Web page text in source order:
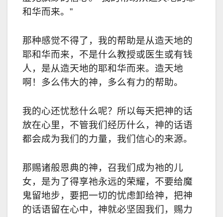
和华而来。”
那种感觉不得了，我的帮助是从造天地的
耶和华而来，不是什么教授或医生或有钱
人，是从造天地的耶和华而来。造天地
啊！多么伟大的神，多么有力的帮助。
我的心还忧愁什么呢？所以每天把神的话
放在心里，不管我们经历什么，神的话语
都会成为我们的力量，我们信心的来源。
那赐诸般恩典的神，召我们成为祂的儿
女，是为了得享祂永远的荣耀，不要给魔
鬼留地步，要把一切的忧虑卸给神，把神
的话语留在心中，神就必坚固我们，赐力